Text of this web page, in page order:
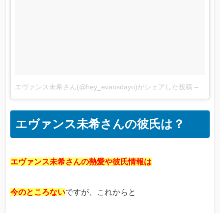
エヴァンス未希さん(@hey_evansdayo)がシェアした投稿 –
エヴァンス未希さんの彼氏は？
エヴァンス未希さんの熱愛や彼氏情報は
今のところないですが、これからと